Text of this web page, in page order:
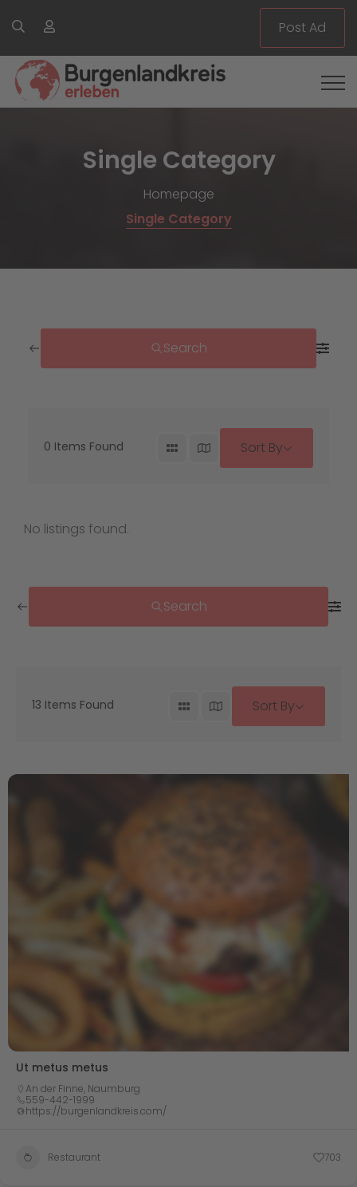
Post Ad
Single Category
Homepage
Single Category
Search
0 Items Found Sort By
No listings found.
Search
13 Items Found Sort By
Ut metus metus
An der Finne, Naumburg
559-442-1999
https://burgenlandkreis.com/
Restaurant 703